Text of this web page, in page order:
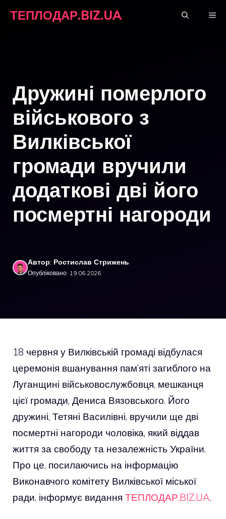
ТЕПЛОДАР.BIZ.UA
Дружині померлого
військового з
Вилківської
громади вручили
додаткові дві його
посмертні нагороди
Автор: Ростислав Стрижень
Опубліковано: 19.06.2026
18 червня у Вилківській громаді відбулася
церемонія вшанування пам’яті загиблого на
Луганщині військовослужбовця, мешканця
цієї громади, Дениса Вязовського. Його
дружині, Тетяні Василівні, вручили ще дві
посмертні нагороди чоловіка, який віддав
життя за свободу та незалежність України.
Про це, посилаючись на інформацію
Виконавчого комітету Вилківської міської
ради, інформує видання ТЕПЛОДАР.BIZ.UA.